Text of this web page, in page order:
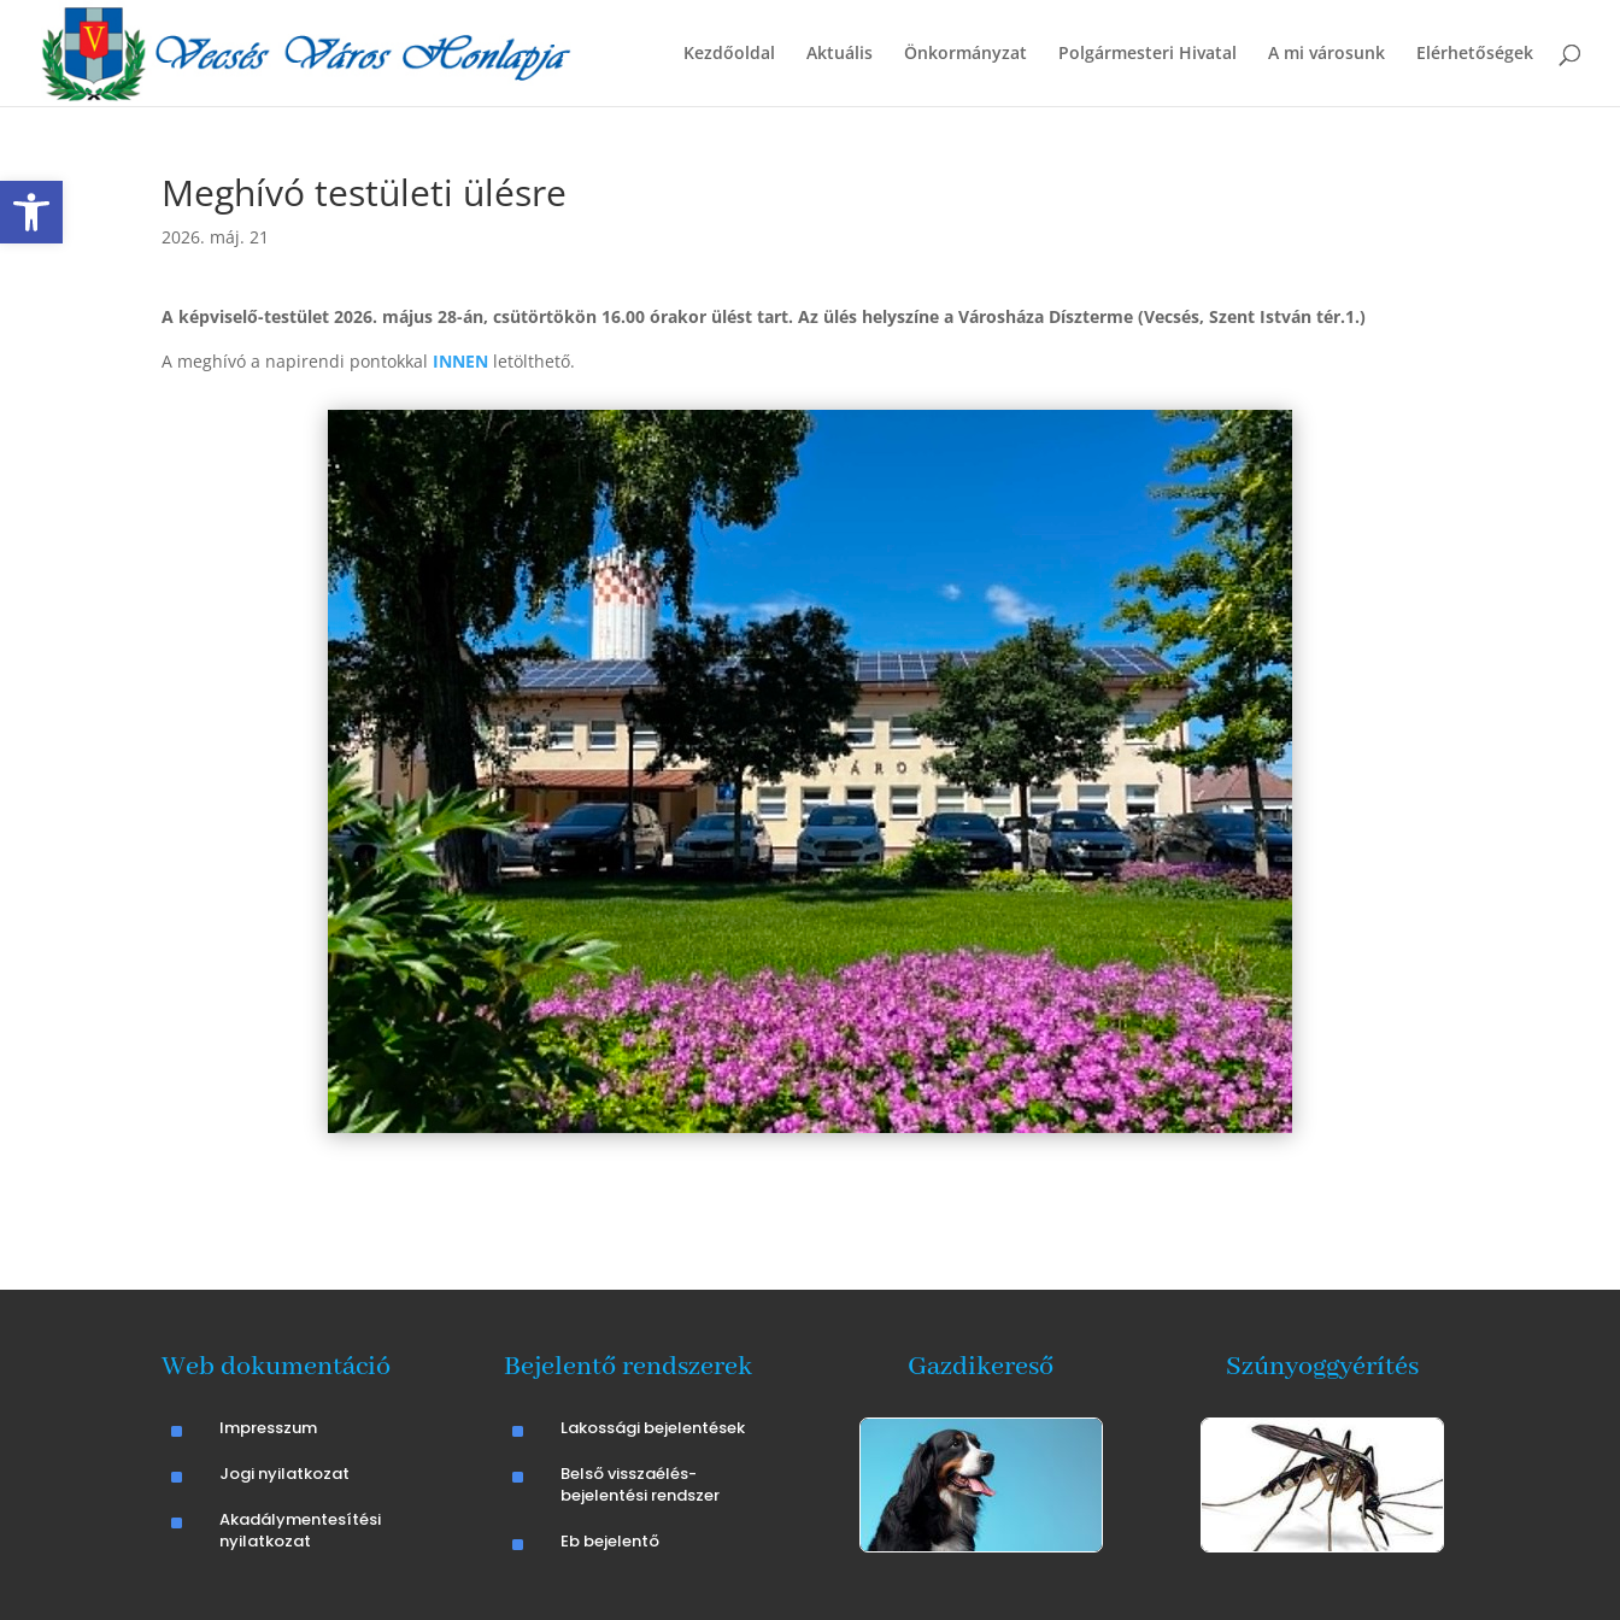
Eszköztár megnyitása
Kezdőoldal Aktuális Önkormányzat Polgármesteri Hivatal A mi városunk Elérhetőségek
Meghívó testületi ülésre
2026. máj. 21
A képviselő-testület 2026. május 28-án, csütörtökön 16.00 órakor ülést tart. Az ülés helyszíne a Városháza Díszterme (Vecsés, Szent István tér.1.)
A meghívó a napirendi pontokkal INNEN letölthető.
Web dokumentáció
^ Impresszum
^ Jogi nyilatkozat
^
Akadálymentesítési
nyilatkozat
Bejelentő rendszerek
^ Lakossági bejelentések
^
Belső visszaélés-
bejelentési rendszer
^ Eb bejelentő
Gazdikereső Szúnyoggyérítés